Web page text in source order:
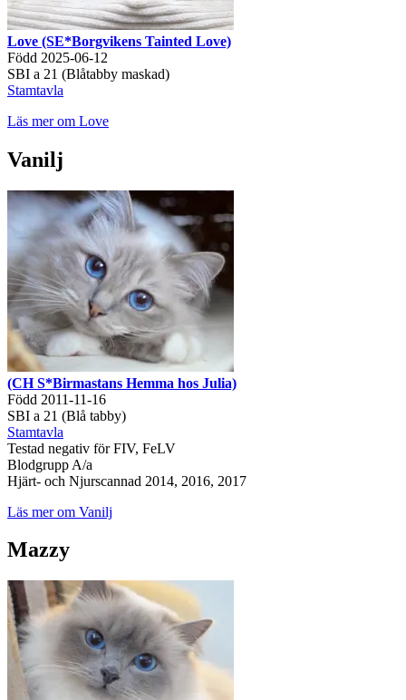
Love (SE*Borgvikens Tainted Love)
Född 2025-06-12
SBI a 21 (Blåtabby maskad)
Stamtavla
Läs mer om Love
Vanilj
(CH S*Birmastans Hemma hos Julia)
Född 2011-11-16
SBI a 21 (Blå tabby)
Stamtavla
Testad negativ för FIV, FeLV
Blodgrupp A/a
Hjärt- och Njurscannad 2014, 2016, 2017
Läs mer om Vanilj
Mazzy